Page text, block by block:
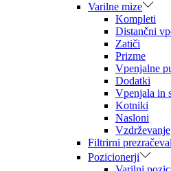
Varilne mize
Kompleti
Distančni
Zatiči
Prizme
Vpenjalne
Dodatki
Vpenjala in
Kotniki
Nasloni
Vzdrževanje
Filtrirni
Pozicionerji